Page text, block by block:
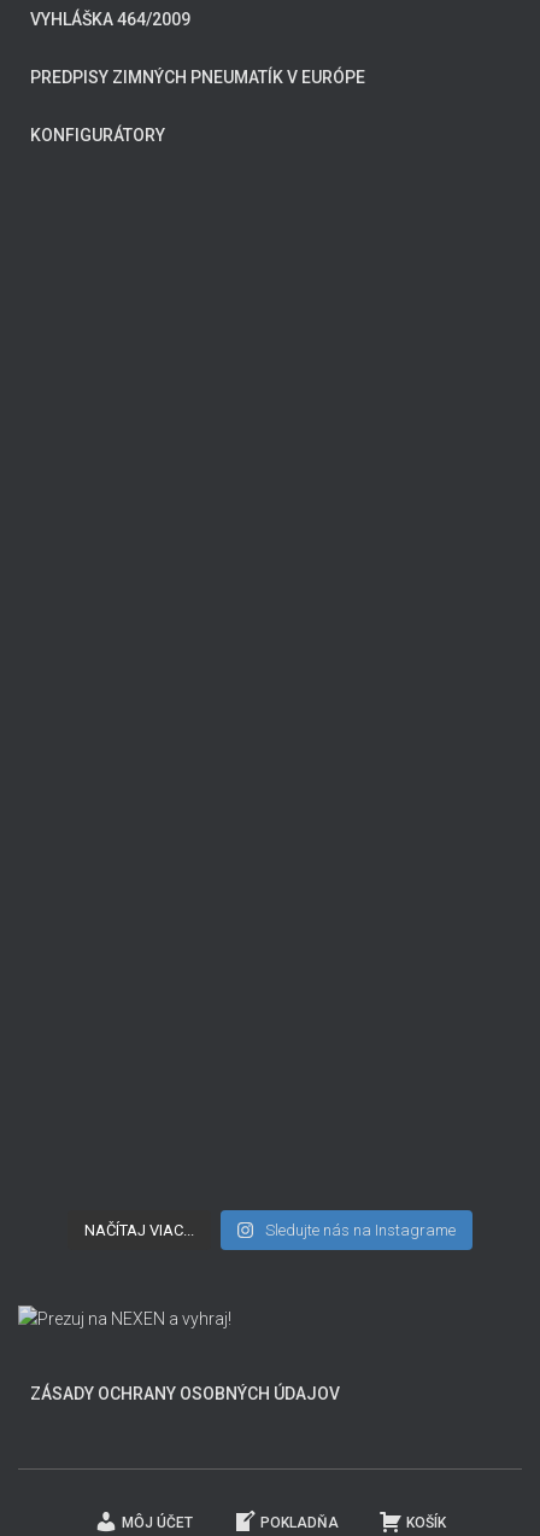
VYHLÁŠKA 464/2009
PREDPISY ZIMNÝCH PNEUMATÍK V EURÓPE
KONFIGURÁTORY
NAČÍTAJ VIAC... Sledujte nás na Instagrame
ZÁSADY OCHRANY OSOBNÝCH ÚDAJOV
MÔJ ÚČET POKLADŇA KOŠÍK